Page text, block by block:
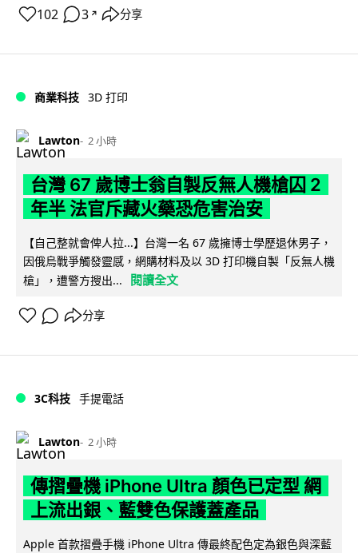
102 3 ↗ 分享
商業科技 3D 打印
Lawton 2 小時
台灣 67 歲博士翁自製反無人機槍囚 2
年半 法官斥藏火藥恐危害治安
【自己整就會俾人拉...】台灣一名 67 歲擁博士學歷退休男子，
因俄烏戰爭觸發靈感，網購材料及以 3D 打印機自製「反無人機
槍」，遭警方搜出...
閱讀全文
分享
3C科技 手提電話
Lawton 2 小時
傳摺疊機 iPhone Ultra 顏色已定型 網
上流出銀、藍雙色保護蓋產品
Apple 首款摺疊手機 iPhone Ultra 傳最終配色定為銀色與深藍